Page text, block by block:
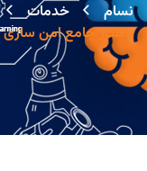
نسام
خدمات
راهکار جامع امن